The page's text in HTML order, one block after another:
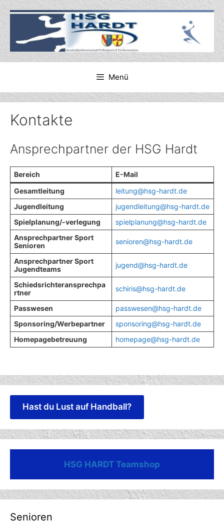
Inhalt
Menü
Kontakte
Ansprechpartner der HSG Hardt
Bereich
E-Mail
Gesamtleitung
leitung@hsg-hardt.de
Jugendleitung
jugendleitung@hsg-hardt.de
Spielplanung/-verlegung
spielplanung@hsg-hardt.de
Ansprechpartner Sport
Senioren
senioren@hsg-hardt.de
Ansprechpartner Sport
Jugendteams
jugend@hsg-hardt.de
Schiedsrichteransprechpa
rtner
schiris@hsg-hardt.de
Passwesen
passwesen@hsg-hardt.de
Sponsoring/Werbepartner
sponsoring@hsg-hardt.de
Homepagebetreuung
homepage@hsg-hardt.de
Hast du Lust auf Handball?
HSG HARDT Teamshop
Senioren